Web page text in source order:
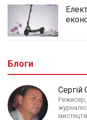
Блоги
Сергій